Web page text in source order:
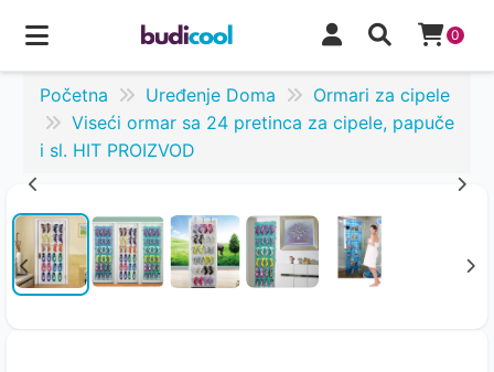
0
Početna Uređenje Doma
Ormari za cipele
Viseći ormar sa 24 pretinca za cipele, papuče
i sl. HIT PROIZVOD